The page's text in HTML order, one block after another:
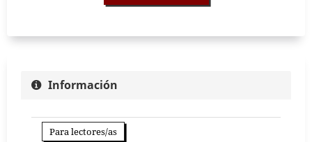
Información
Para lectores/as